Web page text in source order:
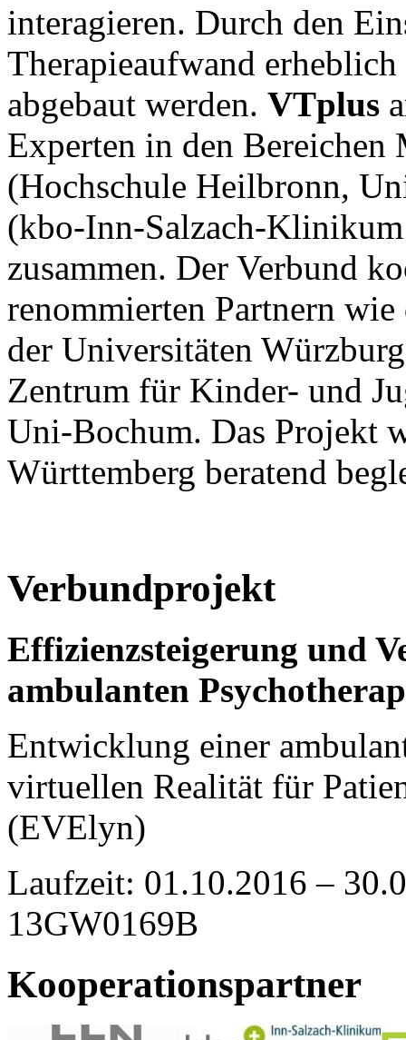
interagieren. Durch den
Therapieaufwand
abgebaut werden. VTplus
Experten in den
(Hochschule Heilbronn,
(kbo-Inn-Salzach-
zusammen. Der Verbund
renommierten Partnern
der Universitäten
Zentrum für Kinder- und
Uni-Bochum. Das Projekt
Württemberg beratend
Verbundprojekt
Effizienzsteigerung und
ambulanten
Entwicklung einer
virtuellen Realität für
(EVElyn)
Laufzeit: 01.10.2016 –
13GW0169B
Kooperationspartner